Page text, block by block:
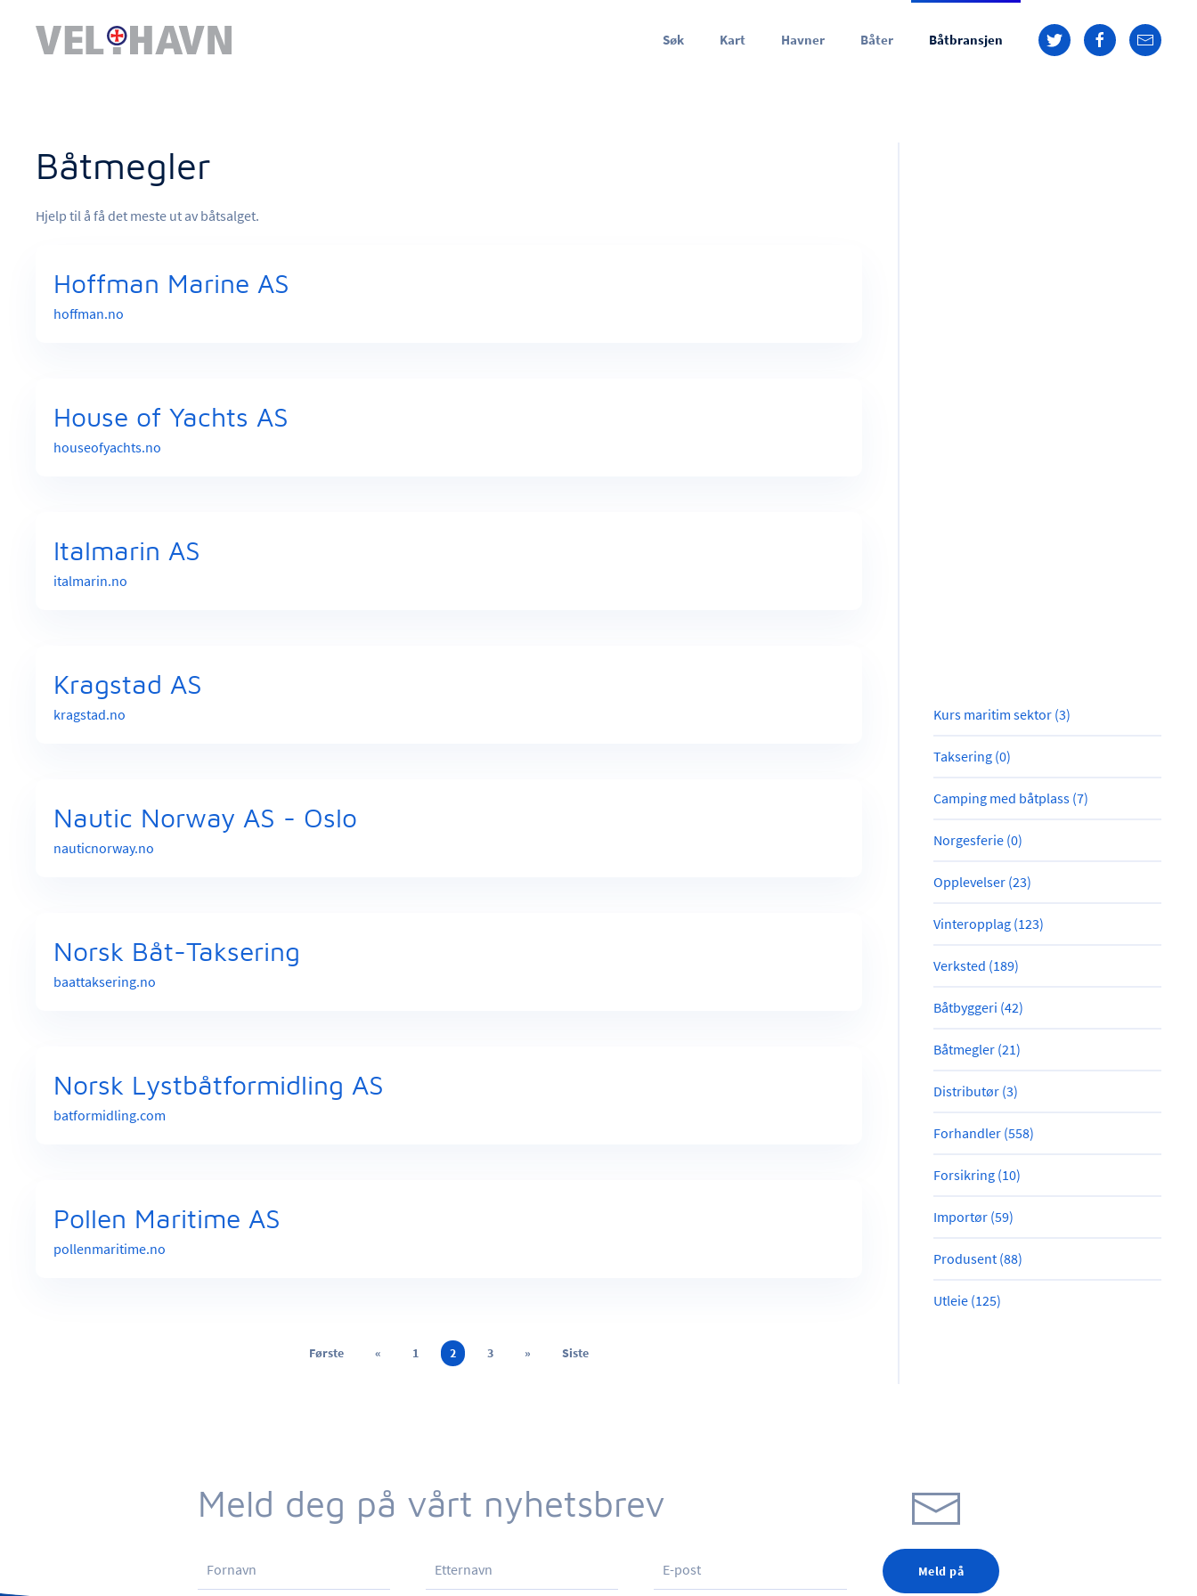
Søk Kart Havner Båter Båtbransjen
Båtmegler
Hjelp til å få det meste ut av båtsalget.
Hoffman Marine AS
hoffman.no
House of Yachts AS
houseofyachts.no
Italmarin AS
italmarin.no
Kragstad AS
kragstad.no
Nautic Norway AS - Oslo
nauticnorway.no
Norsk Båt-Taksering
baattaksering.no
Norsk Lystbåtformidling AS
batformidling.com
Pollen Maritime AS
pollenmaritime.no
Første « 1 2 3 » Siste
Kurs maritim sektor (3)
Taksering (0)
Camping med båtplass (7)
Norgesferie (0)
Opplevelser (23)
Vinteropplag (123)
Verksted (189)
Båtbyggeri (42)
Båtmegler (21)
Distributør (3)
Forhandler (558)
Forsikring (10)
Importør (59)
Produsent (88)
Utleie (125)
Meld deg på vårt nyhetsbrev
Meld på